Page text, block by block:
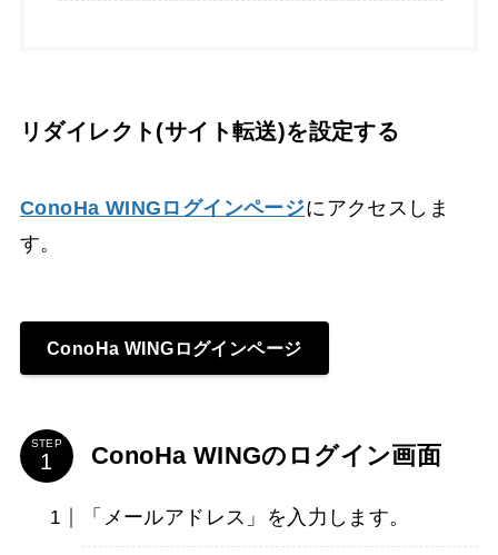
リダイレクト(サイト転送)を設定する
ConoHa WINGログインページにアクセスしま
す。
ConoHa WINGログインページ
STEP ConoHa WINGのログイン画面
「メールアドレス」を入力します。